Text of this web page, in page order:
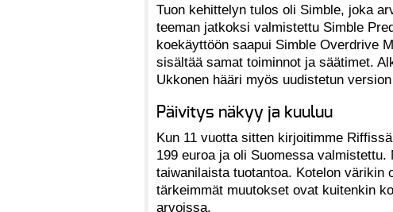
Tuon kehittelyn tulos oli Simble, joka
teeman jatkoksi valmistettu Simble
koekäyttöön saapui Simble Overdrive
sisältää samat toiminnot ja säätimet.
Ukkonen hääri myös uudistetun
Päivitys näkyy ja kuuluu
Kun 11 vuotta sitten kirjoitimme
199 euroa ja oli Suomessa
taiwanilaista tuotantoa. Kotelon värikin
tärkeimmät muutokset ovat kuitenkin
arvoissa.